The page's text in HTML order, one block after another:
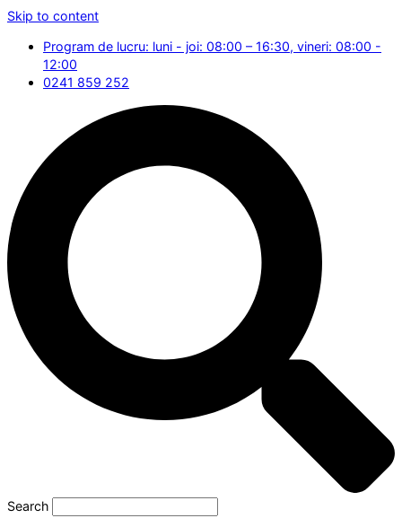
Skip to content
Program de lucru: luni - joi: 08:00 – 16:30, vineri: 08:00 -
12:00
0241 859 252
Search